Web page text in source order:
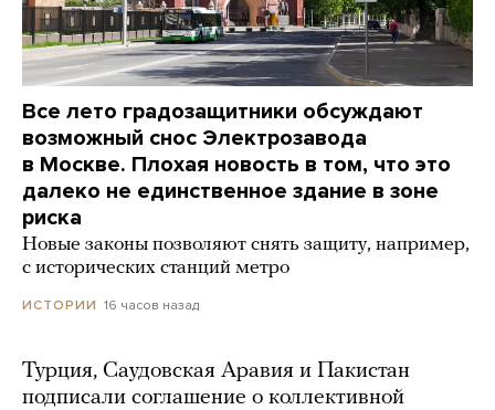
Все лето градозащитники обсуждают
возможный снос Электрозавода
в Москве. Плохая новость в том, что это
далеко не единственное здание в зоне
риска
Новые законы позволяют снять защиту, например,
с исторических станций метро
ИСТОРИИ 16 часов назад
Турция, Саудовская Аравия и Пакистан
подписали соглашение о коллективной